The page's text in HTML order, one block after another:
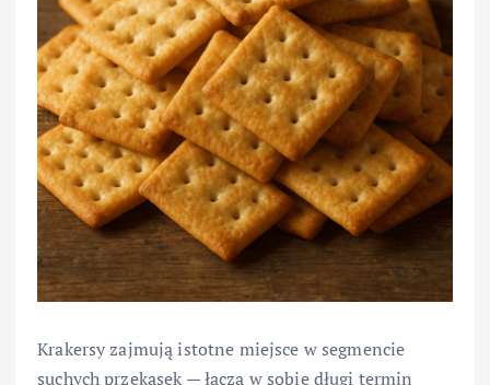
Krakersy zajmują istotne miejsce w segmencie
suchych przekąsek — łączą w sobie długi termin